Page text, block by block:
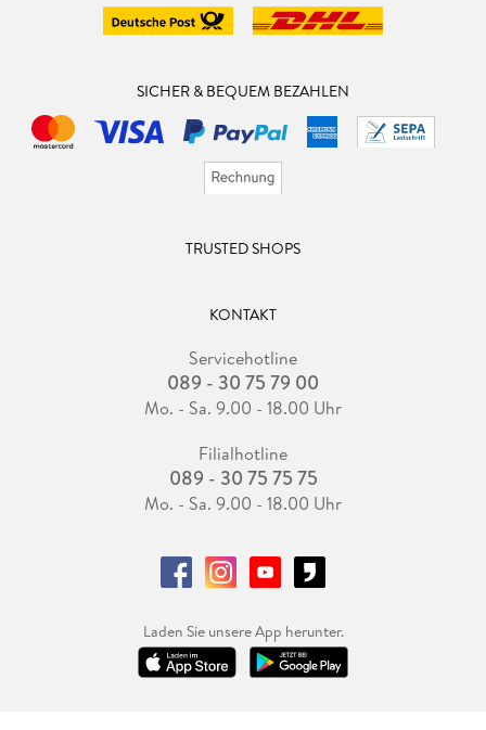
SICHER & BEQUEM BEZAHLEN
TRUSTED SHOPS
KONTAKT
Servicehotline
089 - 30 75 79 00
Mo. - Sa. 9.00 - 18.00 Uhr
Filialhotline
089 - 30 75 75 75
Mo. - Sa. 9.00 - 18.00 Uhr
Laden Sie unsere App herunter.